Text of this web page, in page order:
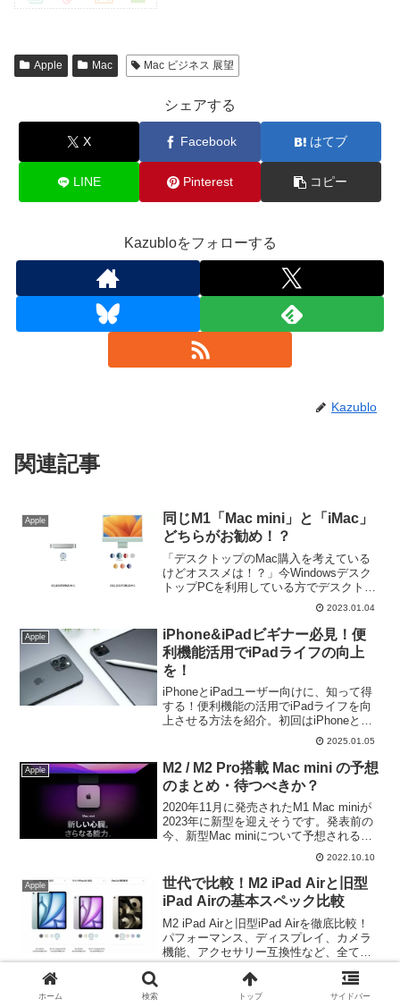
Apple Mac Mac ビジネス 展望
シェアする
X Facebook はてブ
LINE Pinterest コピー
Kazubloをフォローする
Kazublo
関連記事
Apple
同じM1「Mac mini」と「iMac」
どちらがお勧め！？
「デスクトップのMac購入を考えている
けどオススメは！？」今Windowsデスク
トップPCを利用している方でデスクトッ
プ型のMacを使ってみたいと考えている
方が非常に多くなっていますが、お勧め
はどのMacなのでしょうか。
2023.01.04
Apple
iPhone&iPadビギナー必見！便
利機能活用でiPadライフの向上
を！
iPhoneとiPadユーザー向けに、知って得
する！便利機能の活用でiPadライフを向
上させる方法を紹介。初回はiPhoneと
iPadの便利な基本機能とiCloud連携の基
本について解説。iPad Lifeを効果的かつ
楽しく！
2025.01.05
Apple
M2 / M2 Pro搭載 Mac mini の予想
のまとめ・待つべきか？
2020年11月に発売されたM1 Mac miniが
2023年に新型を迎えそうです。発表前の
今、新型Mac miniについて予想されるス
ペックと、新型の登場を待つべきか、現
行モデルを購入しても大丈夫かなどにつ
いて改めてまとめてみます。
2022.10.10
Apple
世代で比較！M2 iPad Airと旧型
iPad Airの基本スペック比較
M2 iPad Airと旧型iPad Airを徹底比較！
パフォーマンス、ディスプレイ、カメラ
機能、アクセサリー互換性など、全ての
違いを詳しく解説。どちらを選ぶべきか
迷っている方必見の購入ガイド。
2026.05.23
Apple iPad 第8世代もまだまだ現役！ケ
ホーム 検索 トップ サイドバー